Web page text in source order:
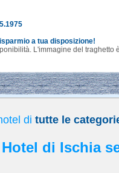
a tua disposizione!
L'immagine del traghetto
di tutte le
di Ischia